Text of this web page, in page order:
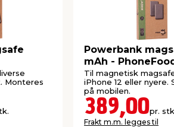
Monteres
Powerbank
mAh - PhoneFood
Til magnetisk
iPhone 12 eller nyere.
på mobilen.
389,00pr.
Frakt m.m. legges til